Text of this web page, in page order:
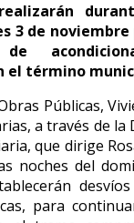
3 de
el término
Públicas,
a través de la
que dirige
noches del
para